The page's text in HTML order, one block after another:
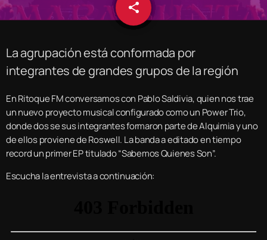
share
email
La agrupación está conformada por
integrantes de grandes grupos de la región
En Ritoque FM conversamos con Pablo Saldivia, quien nos trae
un nuevo proyecto musical configurado como un Power Trio,
donde dos se sus integrantes formaron parte de Alquimia y uno
de ellos proviene de Roswell. La banda a editado en tiempo
record un primer EP titulado “Sabemos Quienes Son”.
Escucha la entrevista a continuación: